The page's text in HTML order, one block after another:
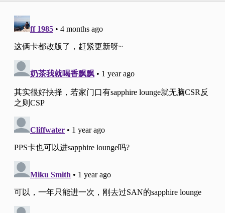
年费
旅行消费报销 $300 –